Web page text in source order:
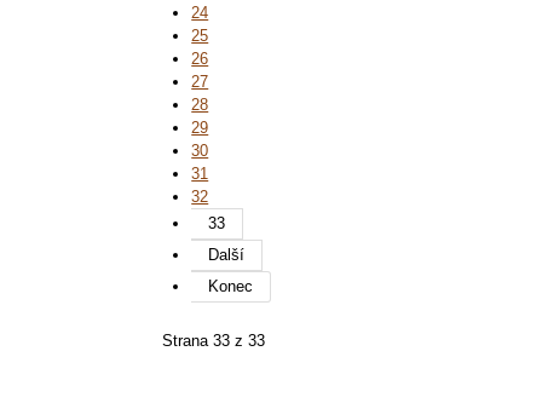
24
25
26
27
28
29
30
31
32
33
Další
Konec
Strana 33 z 33